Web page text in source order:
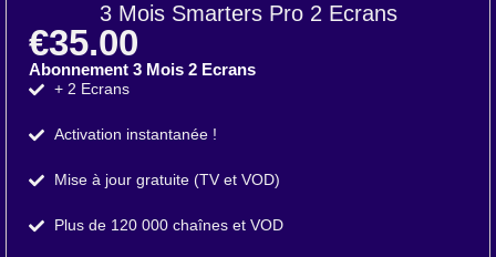
3 Mois Smarters Pro 2 Ecrans
€35.00
Abonnement 3 Mois 2 Ecrans
+ 2 Ecrans
Activation instantanée !
Mise à jour gratuite (TV et VOD)
Plus de 120 000 chaînes et VOD